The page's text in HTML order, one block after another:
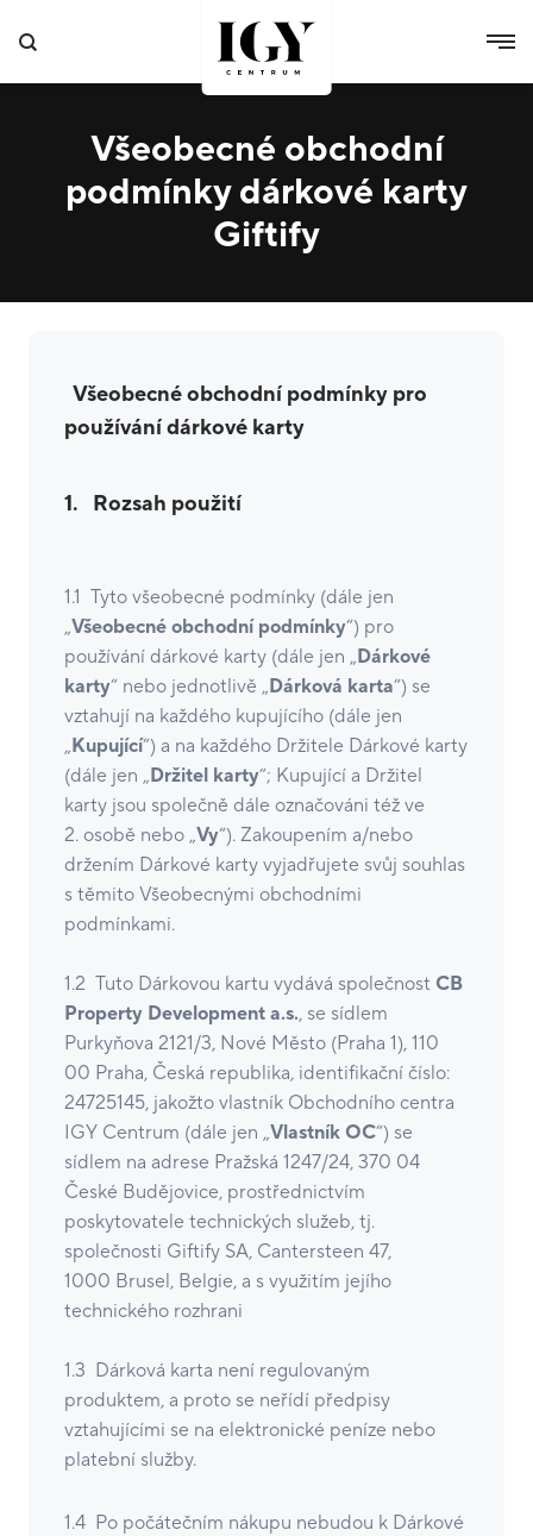
Všeobecné obchodní
podmínky dárkové karty
Giftify
Všeobecné obchodní podmínky pro
používání dárkové karty
1. Rozsah použití
1.1 Tyto všeobecné podmínky (dále jen
„Všeobecné obchodní podmínky“) pro
používání dárkové karty (dále jen „Dárkové
karty“ nebo jednotlivě „Dárková karta“) se
vztahují na každého kupujícího (dále jen
„Kupující“) a na každého Držitele Dárkové karty
(dále jen „Držitel karty“; Kupující a Držitel
karty jsou společně dále označováni též ve
2. osobě nebo „Vy“). Zakoupením a/nebo
držením Dárkové karty vyjadřujete svůj souhlas
s těmito Všeobecnými obchodními
podmínkami.
1.2 Tuto Dárkovou kartu vydává společnost ​​​​ CB
Property Development a.s., se sídlem
Purkyňova 2121/3, Nové Město (Praha 1), 110
00 Praha, Česká republika, identifikační číslo:
24725145, jakožto vlastník Obchodního centra
IGY Centrum (dále jen „Vlastník OC“) se
sídlem na adrese Pražská 1247/24, 370 04
České Budějovice, prostřednictvím
poskytovatele technických služeb, tj.
společnosti Giftify SA, Cantersteen 47,
1000 Brusel, Belgie, a s využitím jejího
technického rozhrani
1.3 Dárková karta není regulovaným
produktem, a proto se neřídí předpisy
vztahujícími se na elektronické peníze nebo
platební služby.
1.4 Po počátečním nákupu nebudou k Dárkové